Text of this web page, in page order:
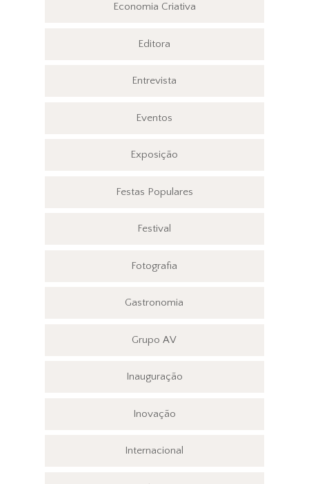
Economia Criativa
Editora
Entrevista
Eventos
Exposição
Festas Populares
Festival
Fotografia
Gastronomia
Grupo AV
Inauguração
Inovação
Internacional